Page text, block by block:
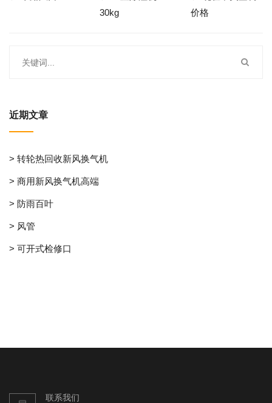
30kg
价格
近期文章
> 转轮热回收新风换气机
> 商用新风换气机高端
> 防雨百叶
> 风管
> 可开式检修口
联系我们